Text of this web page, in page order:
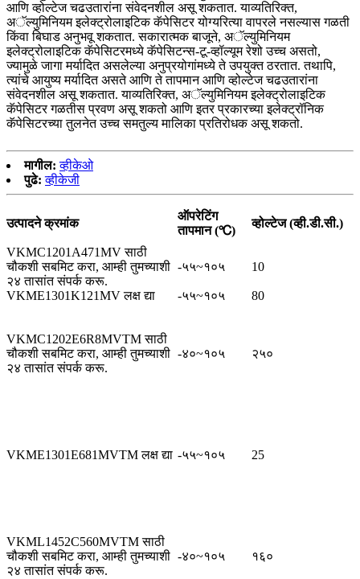
आणि व्होल्टेज चढउतारांना संवेदनशील असू शकतात. याव्यतिरिक्त,
अॅल्युमिनियम इलेक्ट्रोलाइटिक कॅपेसिटर योग्यरित्या वापरले नसल्यास गळती
किंवा बिघाड अनुभवू शकतात. सकारात्मक बाजूने, अॅल्युमिनियम
इलेक्ट्रोलाइटिक कॅपेसिटरमध्ये कॅपेसिटन्स-टू-व्हॉल्यूम रेशो उच्च असतो,
ज्यामुळे जागा मर्यादित असलेल्या अनुप्रयोगांमध्ये ते उपयुक्त ठरतात. तथापि,
त्यांचे आयुष्य मर्यादित असते आणि ते तापमान आणि व्होल्टेज चढउतारांना
संवेदनशील असू शकतात. याव्यतिरिक्त, अॅल्युमिनियम इलेक्ट्रोलाइटिक
कॅपेसिटर गळतीस प्रवण असू शकतो आणि इतर प्रकारच्या इलेक्ट्रॉनिक
कॅपेसिटरच्या तुलनेत उच्च समतुल्य मालिका प्रतिरोधक असू शकतो.
मागील: व्हीकेओ
पुढे: व्हीकेजी
उत्पादने क्रमांक
ऑपरेटिंग
तापमान (℃)
व्होल्टेज (व्ही.डी.सी.)
VKMC1201A471MV साठी
चौकशी सबमिट करा, आम्ही तुमच्याशी
२४ तासांत संपर्क करू.
-५५~१०५ 10
VKME1301K121MV लक्ष द्या -५५~१०५ 80
VKMC1202E6R8MVTM साठी
चौकशी सबमिट करा, आम्ही तुमच्याशी
२४ तासांत संपर्क करू.
-४०~१०५ २५०
VKME1301E681MVTM लक्ष द्या -५५~१०५ 25
VKML1452C560MVTM साठी
चौकशी सबमिट करा, आम्ही तुमच्याशी
२४ तासांत संपर्क करू.
-४०~१०५ १६०